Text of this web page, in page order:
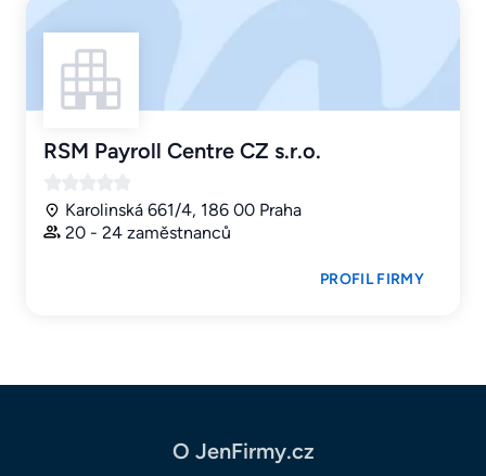
RSM Payroll Centre CZ s.r.o.
Karolinská 661/4, 186 00 Praha
20 - 24 zaměstnanců
PROFIL FIRMY
O JenFirmy.cz